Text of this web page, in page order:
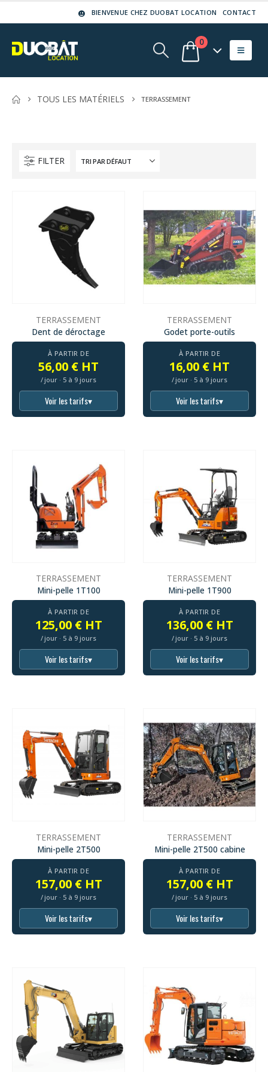
BIENVENUE CHEZ DUOBAT LOCATION CONTACT
0
TOUS LES MATÉRIELS TERRASSEMENT
FILTER
TERRASSEMENT
Dent de déroctage
À PARTIR DE
56,00 € HT
/ jour · 5 à 9 jours
Voir les tarifs▾
TERRASSEMENT
Godet porte-outils
À PARTIR DE
16,00 € HT
/ jour · 5 à 9 jours
Voir les tarifs▾
TERRASSEMENT
Mini-pelle 1T100
À PARTIR DE
125,00 € HT
/ jour · 5 à 9 jours
Voir les tarifs▾
TERRASSEMENT
Mini-pelle 1T900
À PARTIR DE
136,00 € HT
/ jour · 5 à 9 jours
Voir les tarifs▾
TERRASSEMENT
Mini-pelle 2T500
À PARTIR DE
157,00 € HT
/ jour · 5 à 9 jours
Voir les tarifs▾
TERRASSEMENT
Mini-pelle 2T500 cabine
À PARTIR DE
157,00 € HT
/ jour · 5 à 9 jours
Voir les tarifs▾